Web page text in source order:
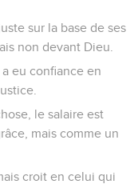
sur la base de ses
non devant Dieu.
eu confiance en
le salaire est
mais comme un
croit en celui qui